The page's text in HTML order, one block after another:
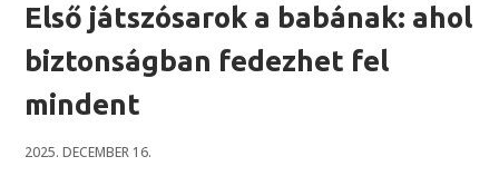
Első játszósarok a babának: ahol
biztonságban fedezhet fel
mindent
2025. DECEMBER 16.